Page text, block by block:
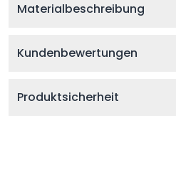
Materialbeschreibung
Kundenbewertungen
Produktsicherheit